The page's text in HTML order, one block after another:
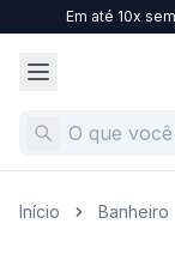
Em até 10x
Início Banheiro